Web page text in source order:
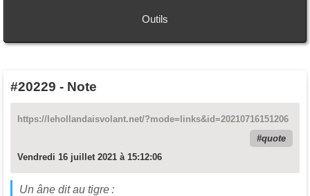
Outils
#20229 - Note
https://lehollandaisvolant.net/?mode=links&id=20210716151206
quote
Vendredi 16 juillet 2021 à 15:12:06
Un âne dit au tigre :